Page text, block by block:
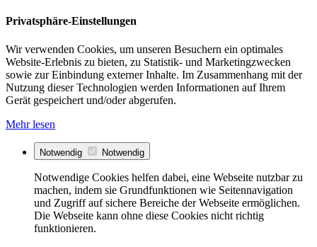
Privatsphäre-Einstellungen
Wir verwenden Cookies, um unseren Besuchern ein optimales
Website-Erlebnis zu bieten, zu Statistik- und Marketingzwecken
sowie zur Einbindung externer Inhalte. Im Zusammenhang mit der
Nutzung dieser Technologien werden Informationen auf Ihrem
Gerät gespeichert und/oder abgerufen.
Mehr lesen
Notwendig Notwendig
Notwendige Cookies helfen dabei, eine Webseite nutzbar zu
machen, indem sie Grundfunktionen wie Seitennavigation
und Zugriff auf sichere Bereiche der Webseite ermöglichen.
Die Webseite kann ohne diese Cookies nicht richtig
funktionieren.